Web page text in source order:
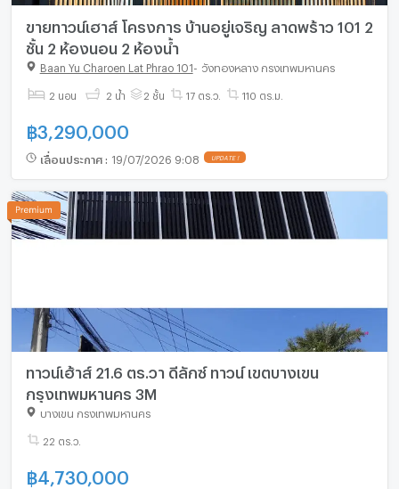
ขายทาวน์เฮาส์ โครงการ บ้านอยู่เจริญ ลาดพร้าว 101 2
ชั้น 2 ห้องนอน 2 ห้องน้ำ
Baan Yu Charoen Lat Phrao 101 วังทองหลาง กรุงเทพมหานคร
2 นอน 2 น้ำ 2 ชั้น 17 ตร.ว. 110 ตร.ม.
฿3,290,000
เลื่อนประกาศ : 19/07/2026 9:08 UPDATE !
ทาวน์เฮ้าส์ 21.6 ตร.วา ดีลักซ์ ทาวน์ เขตบางเขน
กรุงเทพมหานคร 3M
บางเขน กรุงเทพมหานคร
22 ตร.ว.
฿ 4,730,000